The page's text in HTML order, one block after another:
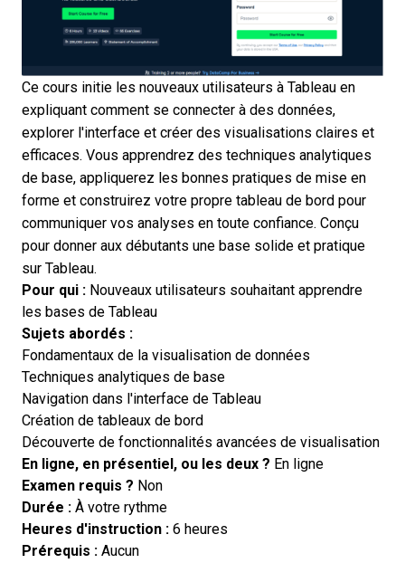
Ce cours initie les nouveaux utilisateurs à Tableau en
expliquant comment se connecter à des données,
explorer l'interface et créer des visualisations claires et
efficaces. Vous apprendrez des techniques analytiques
de base, appliquerez les bonnes pratiques de mise en
forme et construirez votre propre tableau de bord pour
communiquer vos analyses en toute confiance. Conçu
pour donner aux débutants une base solide et pratique
sur Tableau.
Pour qui : Nouveaux utilisateurs souhaitant apprendre
les bases de Tableau
Sujets abordés :
Fondamentaux de la visualisation de données
Techniques analytiques de base
Navigation dans l'interface de Tableau
Création de tableaux de bord
Découverte de fonctionnalités avancées de visualisation
En ligne, en présentiel, ou les deux ? En ligne
Examen requis ? Non
Durée : À votre rythme
Heures d'instruction : 6 heures
Prérequis : Aucun